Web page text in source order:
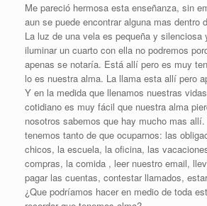
Me pareció hermosa esta enseñanza, sin
aun se puede encontrar alguna mas dentro
La luz de una vela es pequeña y silenciosa
iluminar un cuarto con ella no podremos
apenas se notaría. Está allí pero es muy
lo es nuestra alma. La llama esta allí pero
Y en la medida que llenamos nuestras
cotidiano es muy fácil que nuestra alma
nosotros sabemos que hay mucho mas
tenemos tanto de que ocuparnos: las
chicos, la escuela, la oficina, las
compras, la comida , leer nuestro email,
pagar las cuentas, contestar llamados,
¿Que podríamos hacer en medio de toda